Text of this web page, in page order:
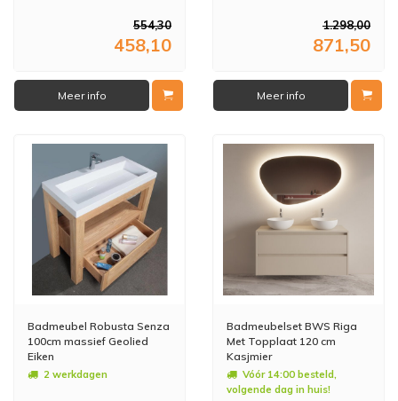
554,30
458,10
Meer info
1.298,00
871,50
Meer info
Badmeubel Robusta Senza
100cm massief Geolied
Eiken
2 werkdagen
Badmeubelset BWS Riga
Met Topplaat 120 cm
Kasjmier
Vóór 14:00 besteld,
volgende dag in huis!